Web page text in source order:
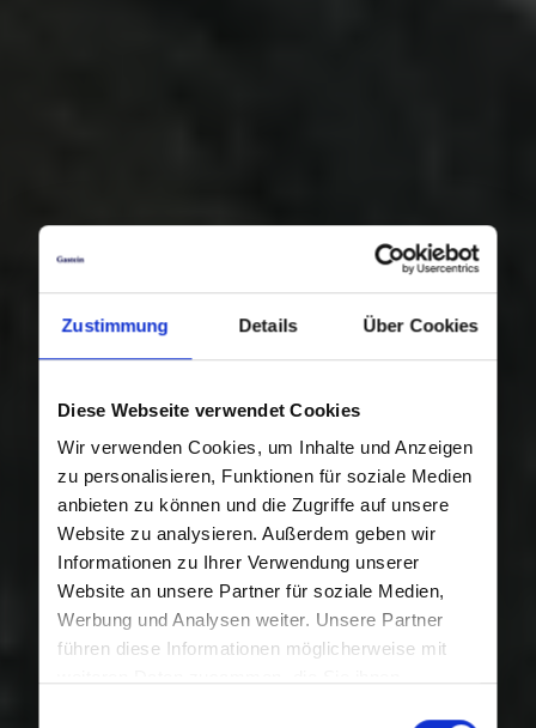
Zustimmung Details Über Cookies
Diese Webseite verwendet Cookies
Wir verwenden Cookies, um Inhalte und Anzeigen
zu personalisieren, Funktionen für soziale Medien
anbieten zu können und die Zugriffe auf unsere
Website zu analysieren. Außerdem geben wir
Informationen zu Ihrer Verwendung unserer
Website an unsere Partner für soziale Medien,
Werbung und Analysen weiter. Unsere Partner
führen diese Informationen möglicherweise mit